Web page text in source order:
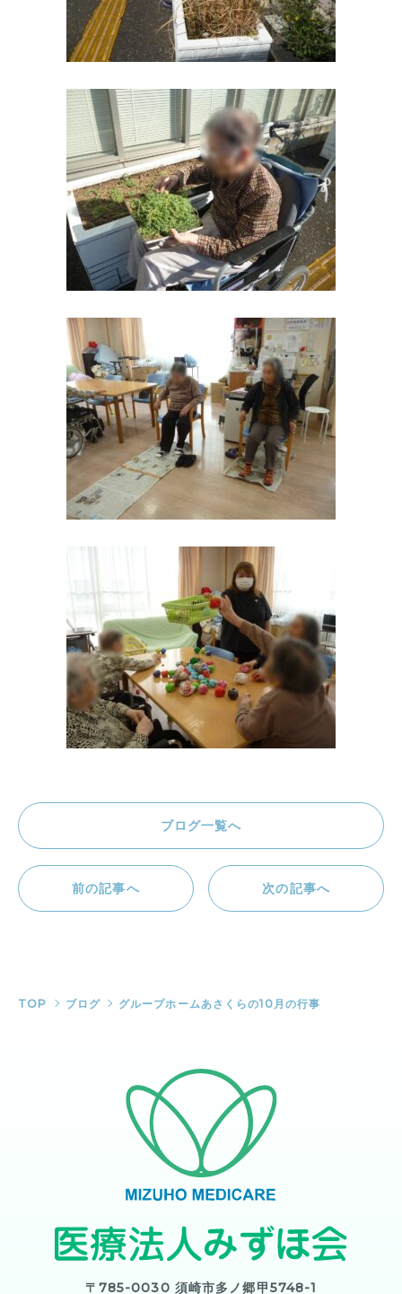
前の記事へ
ブログ一覧へ
次の記事へ
TOP ブログ グループホームあさくらの10月の行事
〒785-0030 須崎市多ノ郷甲5748-1